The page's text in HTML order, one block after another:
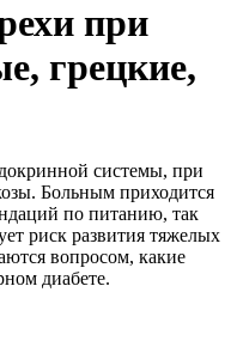
при
грецкие,
системы, при
Больным приходится
по питанию, так
риск развития тяжелых
вопросом, какие
диабете.